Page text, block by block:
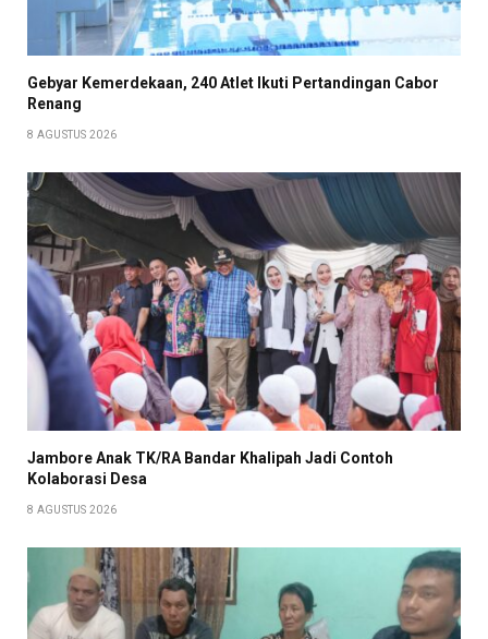
Gebyar Kemerdekaan, 240 Atlet Ikuti Pertandingan Cabor
Renang
8 AGUSTUS 2026
Jambore Anak TK/RA Bandar Khalipah Jadi Contoh
Kolaborasi Desa
8 AGUSTUS 2026